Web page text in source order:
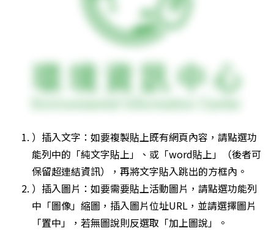
）插入文字：如要複製貼上既有網頁內容，請點選功
能列中的「純文字貼上」、或「word貼上」（後者可
保留超連結資訊），再將文字貼入跳出的方框內。
）插入圖片：如要需要貼上活動圖片，請點選功能列
中「圖像」縮圖，插入圖片位址URL，並請選擇圖片
「置中」，若無圖說則反選取「加上圖說」。